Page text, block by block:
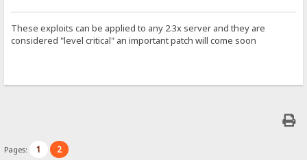
These exploits can be applied to any 2.3x server and they are
considered "level critical" an important patch will come soon
Pages: 1 2